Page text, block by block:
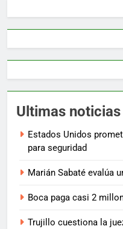
Ultimas noticias
Estados Unidos
para seguridad
Marián Sabaté evalúa
Boca paga casi 2
Trujillo cuestiona la